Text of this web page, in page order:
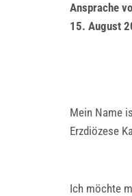
Ansprache
15. August
Mein Name
Erzdiözese
Ich möchte